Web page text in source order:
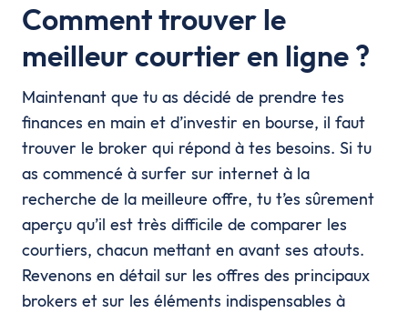
Comment trouver le
meilleur courtier en ligne ?
Maintenant que tu as décidé de prendre tes
finances en main et d’investir en bourse, il faut
trouver le broker qui répond à tes besoins. Si tu
as commencé à surfer sur internet à la
recherche de la meilleure offre, tu t’es sûrement
aperçu qu’il est très difficile de comparer les
courtiers, chacun mettant en avant ses atouts.
Revenons en détail sur les offres des principaux
brokers et sur les éléments indispensables à